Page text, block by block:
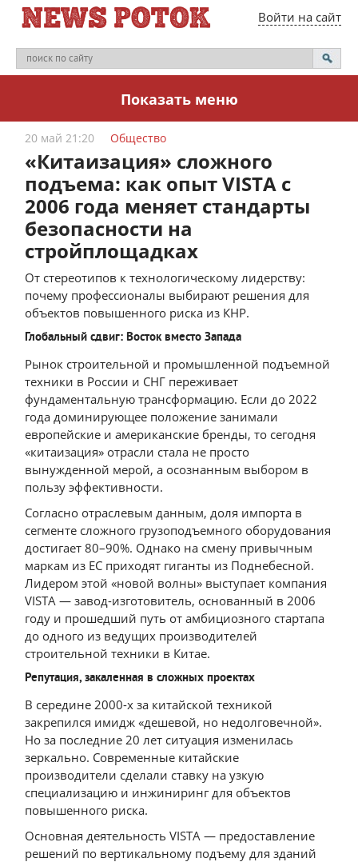
Войти на сайт
Показать меню
20 май 21:20 Общество
«Китаизация» сложного
подъема: как опыт VISTA с
2006 года меняет стандарты
безопасности на
стройплощадках
От стереотипов к технологическому лидерству:
почему профессионалы выбирают решения для
объектов повышенного риска из КНР.
Глобальный сдвиг: Восток вместо Запада
Рынок строительной и промышленной подъемной
техники в России и СНГ переживает
фундаментальную трансформацию. Если до 2022
года доминирующее положение занимали
европейские и американские бренды, то сегодня
«китаизация» отрасли стала не просто
вынужденной мерой, а осознанным выбором в
пользу эффективности.
Согласно отраслевым данным, доля импорта в
сегменте сложного грузоподъемного оборудования
достигает 80–90%. Однако на смену привычным
маркам из ЕС приходят гиганты из Поднебесной.
Лидером этой «новой волны» выступает компания
VISTA — завод-изготовитель, основанный в 2006
году и прошедший путь от амбициозного стартапа
до одного из ведущих производителей
строительной техники в Китае.
Репутация, закаленная в сложных проектах
В середине 2000-х за китайской техникой
закрепился имидж «дешевой, но недолговечной».
Но за последние 20 лет ситуация изменилась
зеркально. Современные китайские
производители сделали ставку на узкую
специализацию и инжиниринг для объектов
повышенного риска.
Основная деятельность VISTA — предоставление
решений по вертикальному подъему для зданий